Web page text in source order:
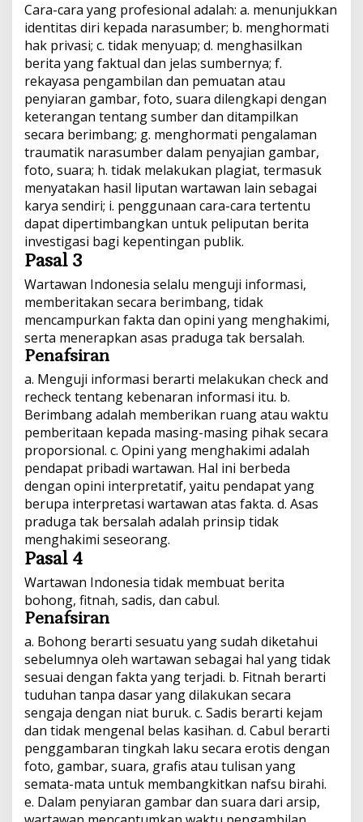
Cara-cara yang profesional adalah: a. menunjukkan
identitas diri kepada narasumber; b. menghormati
hak privasi; c. tidak menyuap; d. menghasilkan
berita yang faktual dan jelas sumbernya; f.
rekayasa pengambilan dan pemuatan atau
penyiaran gambar, foto, suara dilengkapi dengan
keterangan tentang sumber dan ditampilkan
secara berimbang; g. menghormati pengalaman
traumatik narasumber dalam penyajian gambar,
foto, suara; h. tidak melakukan plagiat, termasuk
menyatakan hasil liputan wartawan lain sebagai
karya sendiri; i. penggunaan cara-cara tertentu
dapat dipertimbangkan untuk peliputan berita
investigasi bagi kepentingan publik.
Pasal 3
Wartawan Indonesia selalu menguji informasi,
memberitakan secara berimbang, tidak
mencampurkan fakta dan opini yang menghakimi,
serta menerapkan asas praduga tak bersalah.
Penafsiran
a. Menguji informasi berarti melakukan check and
recheck tentang kebenaran informasi itu. b.
Berimbang adalah memberikan ruang atau waktu
pemberitaan kepada masing-masing pihak secara
proporsional. c. Opini yang menghakimi adalah
pendapat pribadi wartawan. Hal ini berbeda
dengan opini interpretatif, yaitu pendapat yang
berupa interpretasi wartawan atas fakta. d. Asas
praduga tak bersalah adalah prinsip tidak
menghakimi seseorang.
Pasal 4
Wartawan Indonesia tidak membuat berita
bohong, fitnah, sadis, dan cabul.
Penafsiran
a. Bohong berarti sesuatu yang sudah diketahui
sebelumnya oleh wartawan sebagai hal yang tidak
sesuai dengan fakta yang terjadi. b. Fitnah berarti
tuduhan tanpa dasar yang dilakukan secara
sengaja dengan niat buruk. c. Sadis berarti kejam
dan tidak mengenal belas kasihan. d. Cabul berarti
penggambaran tingkah laku secara erotis dengan
foto, gambar, suara, grafis atau tulisan yang
semata-mata untuk membangkitkan nafsu birahi.
e. Dalam penyiaran gambar dan suara dari arsip,